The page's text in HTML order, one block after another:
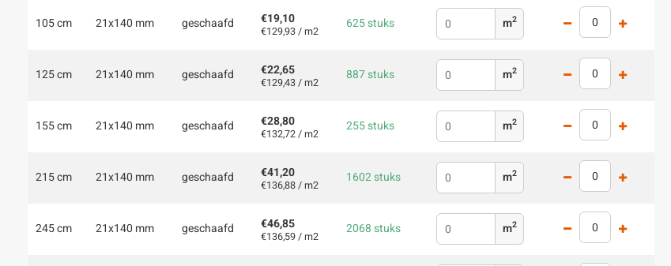
105 cm 21x140 mm geschaafd €19,10
€129,93 / m2 625 stuks m2
125 cm 21x140 mm geschaafd €22,65
€129,43 / m2 887 stuks m2
155 cm 21x140 mm geschaafd €28,80
€132,72 / m2 255 stuks m2
215 cm 21x140 mm geschaafd €41,20
€136,88 / m2 1602 stuks m2
245 cm 21x140 mm geschaafd €46,85
€136,59 / m2 2068 stuks m2